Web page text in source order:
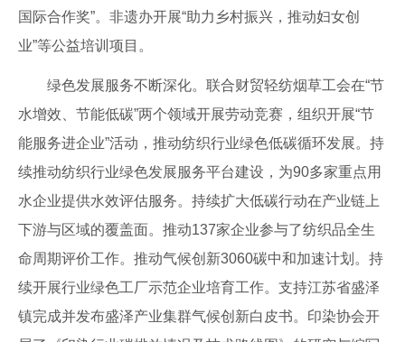
国际合作奖”。非遗办开展“助力乡村振兴，推动妇女创
业”等公益培训项目。
绿色发展服务不断深化。联合财贸轻纺烟草工会在“节
水增效、节能低碳”两个领域开展劳动竞赛，组织开展“节
能服务进企业”活动，推动纺织行业绿色低碳循环发展。持
续推动纺织行业绿色发展服务平台建设，为90多家重点用
水企业提供水效评估服务。持续扩大低碳行动在产业链上
下游与区域的覆盖面。推动137家企业参与了纺织品全生
命周期评价工作。推动气候创新3060碳中和加速计划。持
续开展行业绿色工厂示范企业培育工作。支持江苏省盛泽
镇完成并发布盛泽产业集群气候创新白皮书。印染协会开